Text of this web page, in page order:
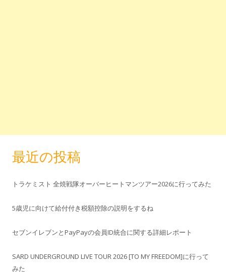
最近の投稿
トラケミスト 全焼戦隊オーバーヒートマンツアー2026に行ってみた
5歳児に向けて給付付き税額控除の説明をするね
セブンイレブンとPayPayの会員ID統合に関する詳細レポート
SARD UNDERGROUND LIVE TOUR 2026 [TO MY FREEDOM]に行って
みた